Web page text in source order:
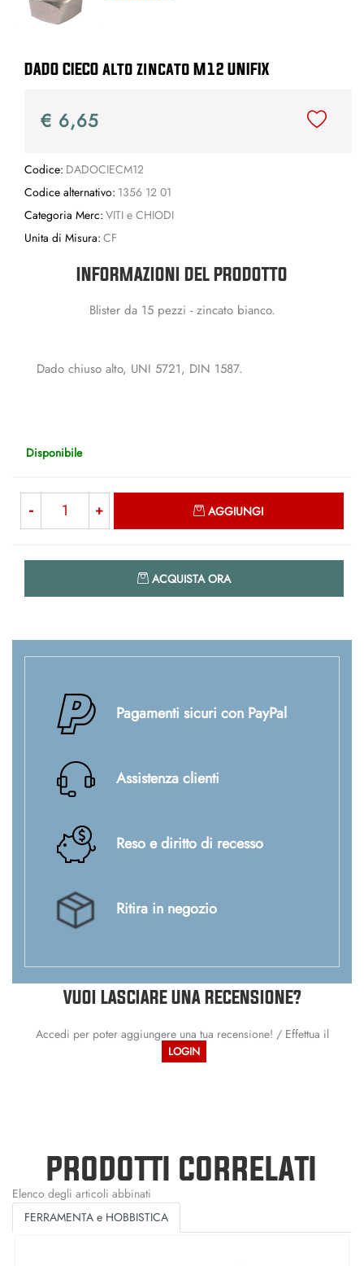
DADO CIECO alto zincato M12 UNIFIX
€ 6,65
Codice: DADOCIECM12
Codice alternativo: 1356 12 01
Categoria Merc: VITI e CHIODI
Unita di Misura: CF
INFORMAZIONI DEL PRODOTTO
Blister da 15 pezzi - zincato bianco.
Dado chiuso alto, UNI 5721, DIN 1587.
Disponibile
AGGIUNGI
ACQUISTA ORA
Pagamenti sicuri con PayPal
Assistenza clienti
Reso e diritto di recesso
Ritira in negozio
VUOI LASCIARE UNA RECENSIONE?
Accedi per poter aggiungere una tua recensione! / Effettua il
LOGIN
PRODOTTI CORRELATI
Elenco degli articoli abbinati
FERRAMENTA e HOBBISTICA